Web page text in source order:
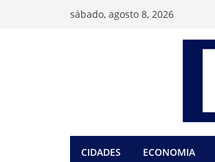
sábado, agosto 8, 2026
CIDADES ECONOMIA